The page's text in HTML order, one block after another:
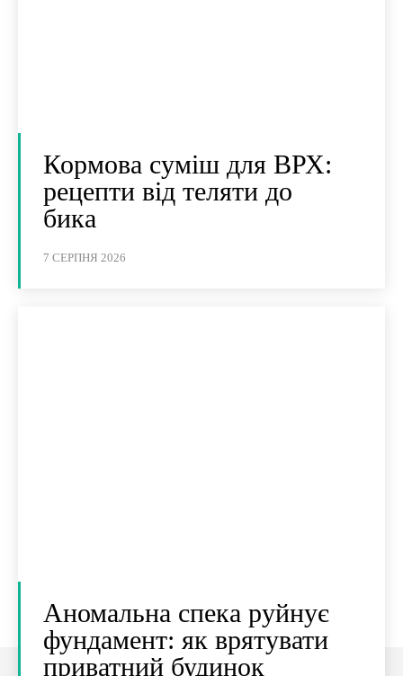
Кормова суміш для ВРХ:
рецепти від теляти до
бика
7 СЕРПНЯ 2026
Аномальна спека руйнує
фундамент: як врятувати
приватний будинок